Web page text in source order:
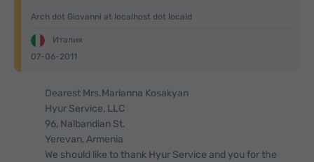
Arch dot Giovanni at localhost dot locald
Италия
07-06-2011
Dearest Mrs.Marianna Kosakyan
Hyur Service, LLC
96, Nalbandian St.
Yerevan, Armenia
We should like to thank Hyur Service and you for the